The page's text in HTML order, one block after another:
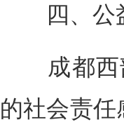
四、公
成都西部
的社会责